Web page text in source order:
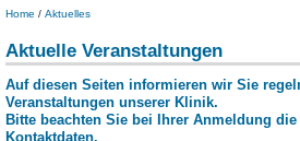
Home / Aktuelles
Aktuelle Veranstaltungen
Auf diesen Seiten informieren wir Sie
Veranstaltungen unserer Klinik.
Bitte beachten Sie bei Ihrer Anmeldung
Kontaktdaten.